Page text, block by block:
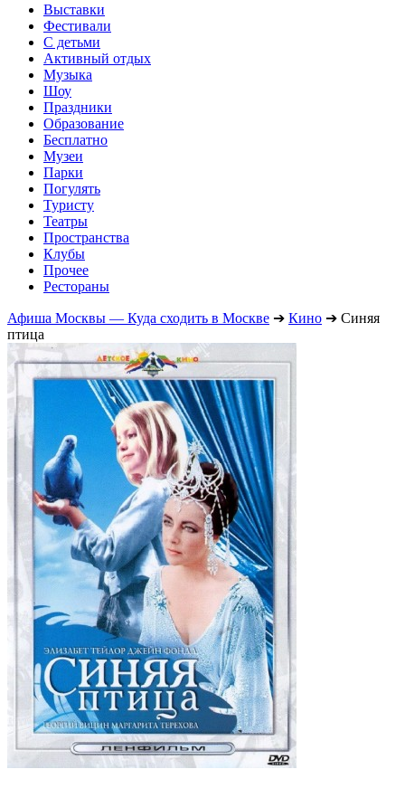
Выставки
Фестивали
С детьми
Активный отдых
Музыка
Шоу
Праздники
Образование
Бесплатно
Музеи
Парки
Погулять
Туристу
Театры
Пространства
Клубы
Прочее
Рестораны
Афиша Москвы — Куда сходить в Москве ➔ Кино ➔ Синяя
птица